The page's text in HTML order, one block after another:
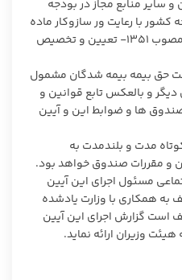
موضـوع ماده (۲۱) قانون و سایر منابع مجاز در بودجه
با رعایت ور سازوکار ماده
(۳۰) قانون برنامه و بودجه کشور – مصوب ۱۳۵۱- تعیین و تخصیص
حق بیمه بیمه شدگان مشمول
و بالعکس تابع قوانین و
ها و ضوابط این و آیین
کوتاه مدت و بلندمدت به
و مقررات صندوق خواهد بود.
مسئول اجرای این آیین
به همکاری با وزارت یادشده
گزارش اجرای این آیین
وزیران ارائه نماید.